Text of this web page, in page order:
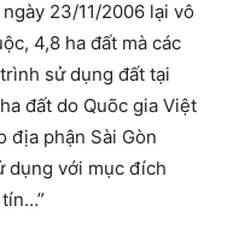
23/11/2006 lại vô
4,8 ha đất mà các
sử dụng đất tại
đất do Quõc gia Việt
địa phận Sài Gòn
dụng với mục đích